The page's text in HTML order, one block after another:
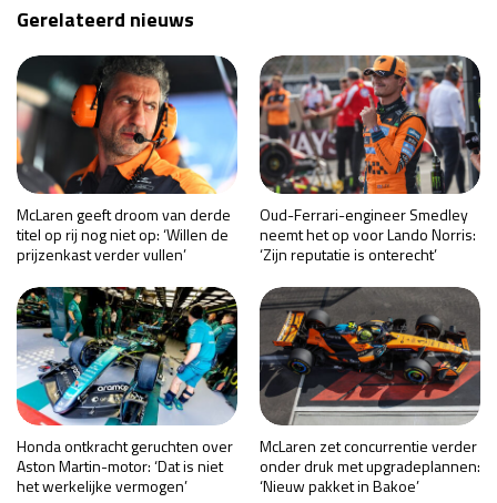
Gerelateerd nieuws
McLaren geeft droom van derde
titel op rij nog niet op: ‘Willen de
prijzenkast verder vullen’
Oud-Ferrari-engineer Smedley
neemt het op voor Lando Norris:
‘Zijn reputatie is onterecht’
Honda ontkracht geruchten over
Aston Martin-motor: ‘Dat is niet
het werkelijke vermogen’
McLaren zet concurrentie verder
onder druk met upgradeplannen:
‘Nieuw pakket in Bakoe’